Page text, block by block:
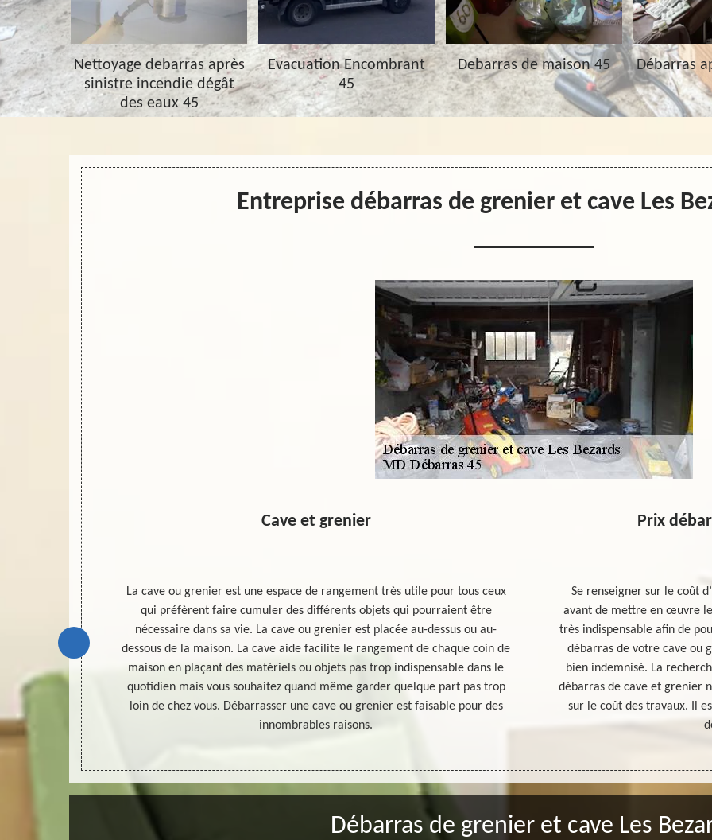
45
Nettoyage debarras après
sinistre incendie dégât
des eaux 45
Evacuation Encombrant
45
Debarras de maison 45 Débarras
Entreprise débarras de grenier et cave Les
projets
et la bonne
nous vous
Cave et grenier
La cave ou grenier est une espace de rangement très utile pour tous ceux
qui préfèrent faire cumuler des différents objets qui pourraient être
nécessaire dans sa vie. La cave ou grenier est placée au-dessus ou au-
dessous de la maison. La cave aide facilite le rangement de chaque coin de
maison en plaçant des matériels ou objets pas trop indispensable dans le
quotidien mais vous souhaitez quand même garder quelque part pas trop
loin de chez vous. Débarrasser une cave ou grenier est faisable pour des
innombrables raisons.
Prix
Se renseigner sur le coût
avant de mettre en œuvre
très indispensable afin de
débarras de votre cave ou
bien indemnisé. La
débarras de cave et grenier
sur le coût des travaux. Il
Débarras de grenier et cave Les